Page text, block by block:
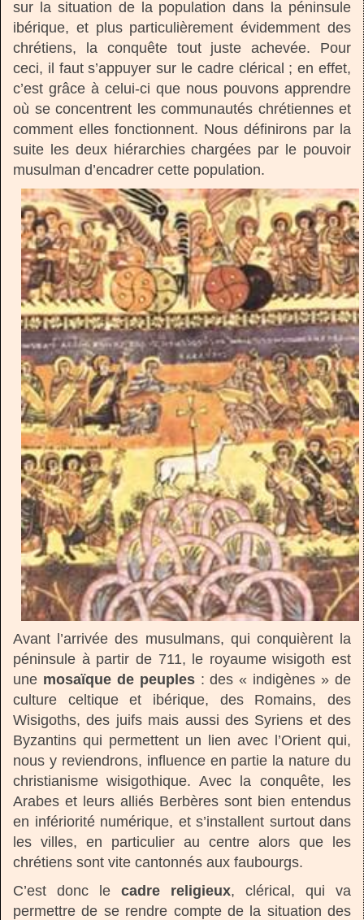
sur la situation de la population dans la péninsule
ibérique, et plus particulièrement évidemment des
chrétiens, la conquête tout juste achevée. Pour
ceci, il faut s’appuyer sur le cadre clérical ; en effet,
c’est grâce à celui-ci que nous pouvons apprendre
où se concentrent les communautés chrétiennes et
comment elles fonctionnent. Nous définirons par la
suite les deux hiérarchies chargées par le pouvoir
musulman d’encadrer cette population.
Avant l’arrivée des musulmans, qui conquièrent la
péninsule à partir de 711, le royaume wisigoth est
une mosaïque de peuples: des « indigènes » de
culture celtique et ibérique, des Romains, des
Wisigoths, des juifs mais aussi des Syriens et des
Byzantins qui permettent un lien avec l’Orient qui,
nous y reviendrons, influence en partie la nature du
christianisme wisigothique. Avec la conquête, les
Arabes et leurs alliés Berbères sont bien entendus
en infériorité numérique, et s’installent surtout dans
les villes, en particulier au centre alors que les
chrétiens sont vite cantonnés aux faubourgs.
C’est donc le cadre religieux, clérical, qui va
permettre de se rendre compte de la situation des